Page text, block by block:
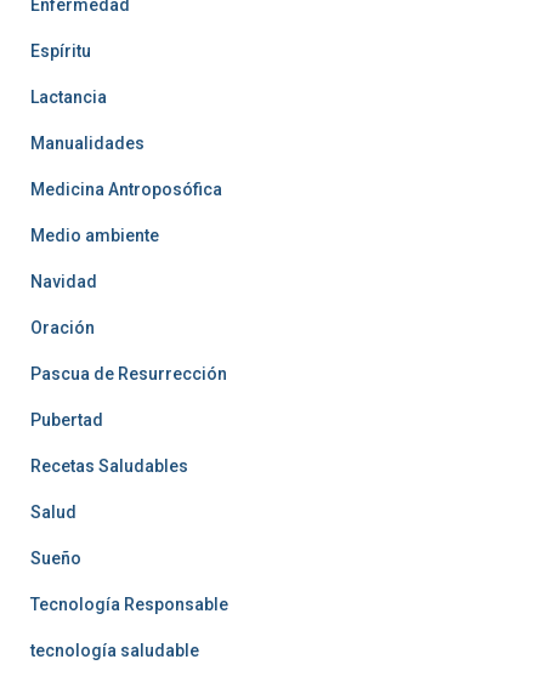
Enfermedad
Espíritu
Lactancia
Manualidades
Medicina Antroposófica
Medio ambiente
Navidad
Oración
Pascua de Resurrección
Pubertad
Recetas Saludables
Salud
Sueño
Tecnología Responsable
tecnología saludable